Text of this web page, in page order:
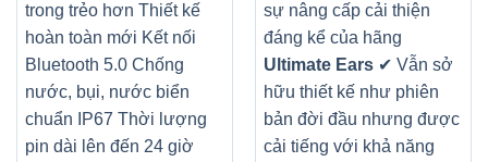
trong trẻo hơn Thiết kế
hoàn toàn mới Kết nối
Bluetooth 5.0 Chống
nước, bụi, nước biển
chuẩn IP67 Thời lượng
pin dài lên đến 24 giờ
sự nâng cấp cải thiện
đáng kể của hãng
Ultimate Ears ✔ Vẫn sở
hữu thiết kế như phiên
bản đời đầu nhưng được
cải tiếng với khả năng